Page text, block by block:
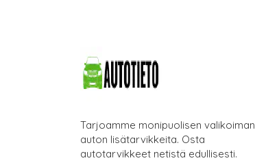
Tarjoamme monipuolisen valikoiman
auton lisätarvikkeita. Osta
autotarvikkeet netistä edullisesti.